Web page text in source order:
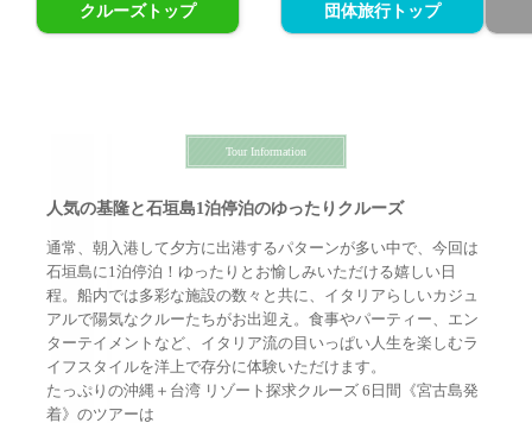
通常、朝入港して夕方に出港するパターンが多い中で、今回は
石垣島に1泊停泊！ゆったりとお愉しみいただける嬉しい日
程。船内では多彩な施設の数々と共に、イタリアらしいカジュ
アルで陽気なクルーたちがお出迎え。食事やパーティー、エン
ターテイメントなど、イタリア流の目いっぱい人生を楽しむラ
イフスタイルを洋上で存分に体験いただけます。
たっぷりの沖縄＋台湾 リゾート探求クルーズ 6日間《宮古島発
着》のツアーは
»こちら